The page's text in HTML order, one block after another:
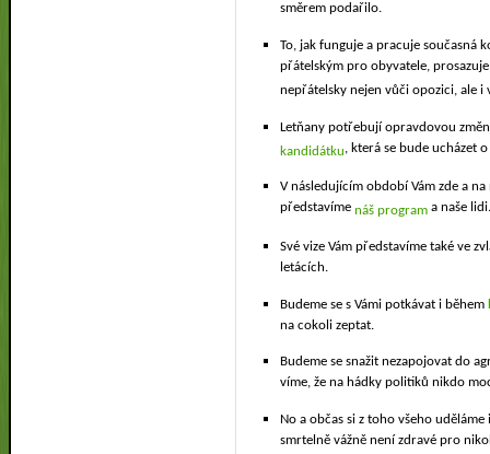
směrem podařilo.
To, jak funguje a pracuje současná
přátelským pro obyvatele,
nepřátelsky nejen vůči opozici, ale
Letňany potřebují opravdovou
kandidátku, která se bude ucházet
V následujícím období Vám zde a
představímenáš programa naše
Své vize Vám představíme také ve
letácích.
Budeme se s Vámi potkávat i během
na cokoli zeptat.
Budeme se snažit nezapojovat do
víme, že na hádky politiků nikdo
No a občas si z toho všeho
smrtelně vážně není zdravé pro